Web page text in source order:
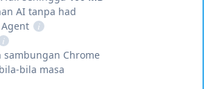
AI tanpa had
i
i
sambungan Chrome
bila masa